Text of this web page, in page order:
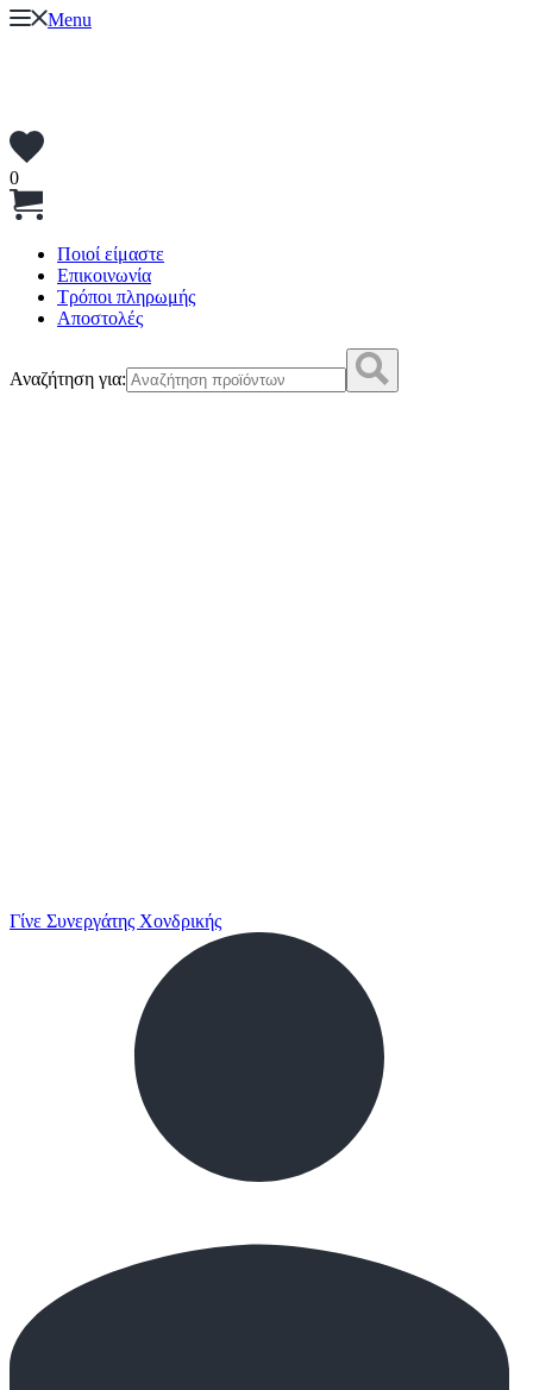
Menu
0
Ποιοί είμαστε
Επικοινωνία
Τρόποι πληρωμής
Αποστολές
Αναζήτηση για:
Γίνε Συνεργάτης Χονδρικής